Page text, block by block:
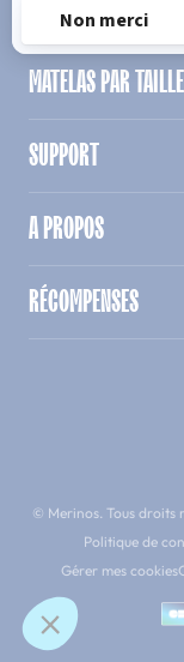
PRODUIT
MATELAS PAR TAILLE
SUPPORT
A PROPOS
RÉCOMPENSES
© Merinos. Tous droits
Politique de
Gérer mes cookies